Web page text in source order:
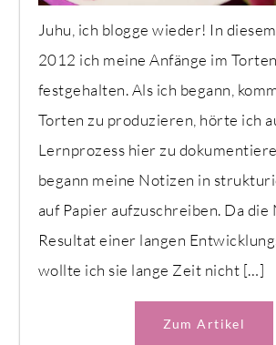
Juhu, ich blogge wieder! In
2012 ich meine Anfänge im
festgehalten. Als ich begann,
Torten zu produzieren, hörte ich
Lernprozess hier zu
begann meine Notizen in
auf Papier aufzuschreiben. Da
Resultat einer langen
wollte ich sie lange Zeit nicht […]
Zum Artikel